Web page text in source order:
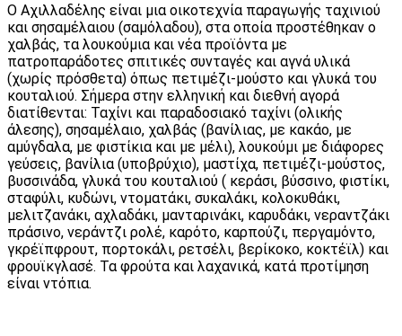
Ο Αχιλλαδέλης είναι μια οικοτεχνία παραγωγής ταχινιού
και σησαμέλαιου (σαμόλαδου), στα οποία προστέθηκαν ο
χαλβάς, τα λουκούμια και νέα προϊόντα με
πατροπαράδοτες σπιτικές συνταγές και αγνά υλικά
(χωρίς πρόσθετα) όπως πετιμέζι-μούστο και γλυκά του
κουταλιού. Σήμερα στην ελληνική και διεθνή αγορά
διατίθενται: Ταχίνι και παραδοσιακό ταχίνι (ολικής
άλεσης), σησαμέλαιο, χαλβάς (βανίλιας, με κακάο, με
αμύγδαλα, με φιστίκια και με μέλι), λουκούμι με διάφορες
γεύσεις, βανίλια (υποβρύχιο), μαστίχα, πετιμέζι-μούστος,
βυσσινάδα, γλυκά του κουταλιού ( κεράσι, βύσσινο, φιστίκι,
σταφύλι, κυδώνι, ντοματάκι, συκαλάκι, κολοκυθάκι,
μελιτζανάκι, αχλαδάκι, μανταρινάκι, καρυδάκι, νεραντζάκι
πράσινο, νεράντζι ρολέ, καρότο, καρπούζι, περγαμόντο,
γκρέϊπφρουτ, πορτοκάλι, ρετσέλι, βερίκοκο, κοκτέϊλ) και
φρουϊκγλασέ. Τα φρούτα και λαχανικά, κατά προτίμηση
είναι ντόπια.